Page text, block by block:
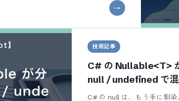
技術記事
C# の Nullable<T>
null / undefined で
C# の null は、もう手に馴